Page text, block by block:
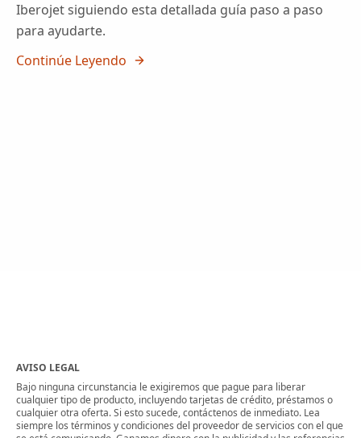
Iberojet siguiendo esta detallada guía paso a paso
para ayudarte.
Continúe Leyendo
AVISO LEGAL
Bajo ninguna circunstancia le exigiremos que pague para liberar
cualquier tipo de producto, incluyendo tarjetas de crédito, préstamos o
cualquier otra oferta. Si esto sucede, contáctenos de inmediato. Lea
siempre los términos y condiciones del proveedor de servicios con el que